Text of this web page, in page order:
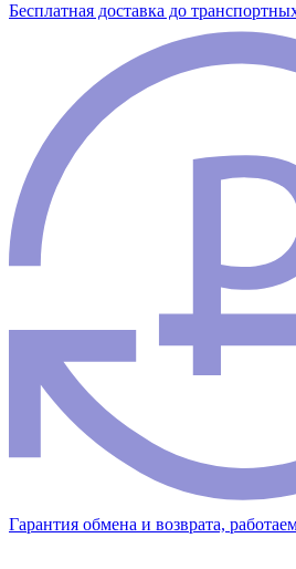
Бесплатная доставка до
Гарантия обмена и возврата,